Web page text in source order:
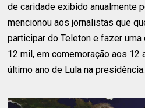
de caridade exibido anualmente
mencionou aos jornalistas que
participar do Teleton e fazer
12 mil, em comemoração aos 12
último ano de Lula na presidência.